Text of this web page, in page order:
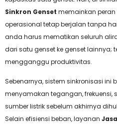
Sinkron Genset memainkan
operasional tetap berjalan tanpa
anda harus mematikan seluruh
dari satu genset ke genset lainnya;
mengganggu produktivitas.
Sebenarnya, sistem sinkronisasi ini
menyamakan tegangan, frekuensi,
sumber listrik sebelum akhirnya
Selain efisiensi beban, layanan